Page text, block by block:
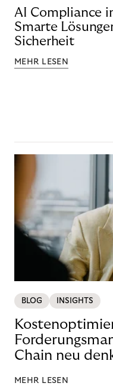
AI Compliance
Smarte
Sicherheit
MEHR LESEN
BLOG INSIGHTS
Chain neu
MEHR LESEN